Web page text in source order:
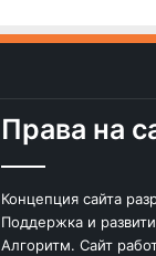
Права на
Концепция сайта
Поддержка и
Алгоритм. Сайт